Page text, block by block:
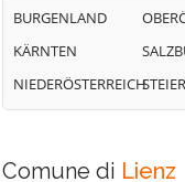
BURGENLAND
KÄRNTEN
NIEDERÖSTERREICH
Comune di Lienz